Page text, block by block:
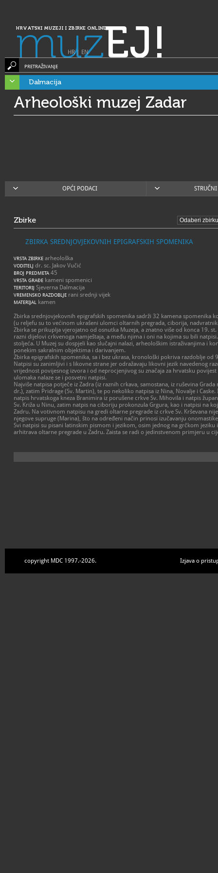
HRVATSKI MUZEJI I ZBIRKE ONLINE
muzEJ!
HR| EN
PRETRAŽIVANJE
Dalmacija
Arheološki muzej Zadar
OPĆI PODACI
Zbirke
ZBIRKA SREDNJOVJEKOVNIH EPIGRAFSKIH SPOMENIKA
VRSTA ZBIRKE arheološka
VODITELJ dr. sc. Jakov Vučić
BROJ PREDMETA 45
VRSTA GRAĐE kameni spomenici
TERITORIJ Sjeverna Dalmacija
VREMENSKO RAZDOBLJE rani srednji vijek
MATERIJAL kamen
Zbirka srednjovjekovnih epigrafskih spomenika sadrži 32 kamena spomenika
(u reljefu su to većinom ukrašeni ulomci oltarnih pregrada, ciborija,
Zbirka se prikuplja vjerojatno od osnutka Muzeja, a znatno više od konca 19. st.
razni dijelovi crkvenoga namještaja, a među njima i oni na kojima su bili
stoljeća. U Muzej su dospjeli kao slučajni nalazi, arheološkim istraživanjima i
ponekim sakralnim objektima i darivanjem.
Zbirka epigrafskih spomenika, sa i bez ukrasa, kronološki pokriva razdoblje od
Natpisi su zanimljivi i s likovne strane jer odražavaju likovni jezik navedenog
vrijednost povijesnog izvora i od neprocjenjivog su značaja za hrvatsku
ulomaka nalaze se i posvetni natpisi.
Najviše natpisa potječe iz Zadra (iz raznih crkava, samostana, iz ruševina
dr.), zatim Pridrage (Sv. Martin), te po nekoliko natpisa iz Nina, Novalje i
natpis hrvatskoga kneza Branimira iz porušene crkve Sv. Mihovila i natpis
Sv. Križa u Ninu, zatim natpis na ciboriju prokonzula Grgura, kao i natpisi na
Zadru. Na votivnom natpisu na gredi oltarne pregrade iz crkve Sv. Krševana
njegove supruge (Marina), što na određeni način prinosi izučavanju
Svi natpisi su pisani latinskim pismom i jezikom, osim jednog na grčkom jeziku
arhitrava oltarne pregrade u Zadru. Zaista se radi o jedinstvenom primjeru u
copyright MDC 1997.-2026. Izjava o